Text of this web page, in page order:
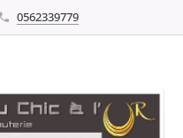
0562339779